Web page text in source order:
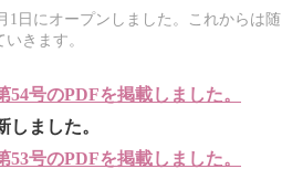
1日にオープンしました。これからは随
きます。
54号のPDFを掲載しました。
しました。
53号のPDFを掲載しました。